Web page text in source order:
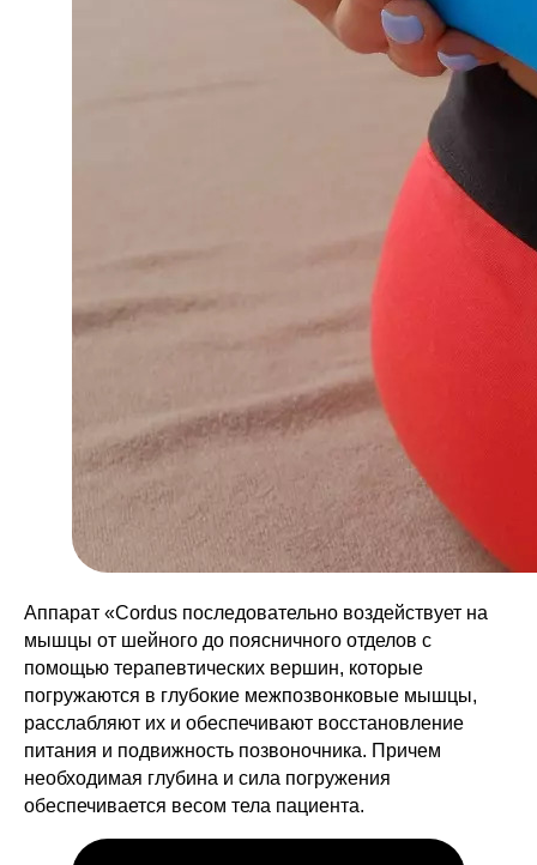
Аппарат «Cordus последовательно воздействует на
мышцы от шейного до поясничного отделов с
помощью терапевтических вершин, которые
погружаются в глубокие межпозвонковые мышцы,
расслабляют их и обеспечивают восстановление
питания и подвижность позвоночника. Причем
необходимая глубина и сила погружения
обеспечивается весом тела пациента.